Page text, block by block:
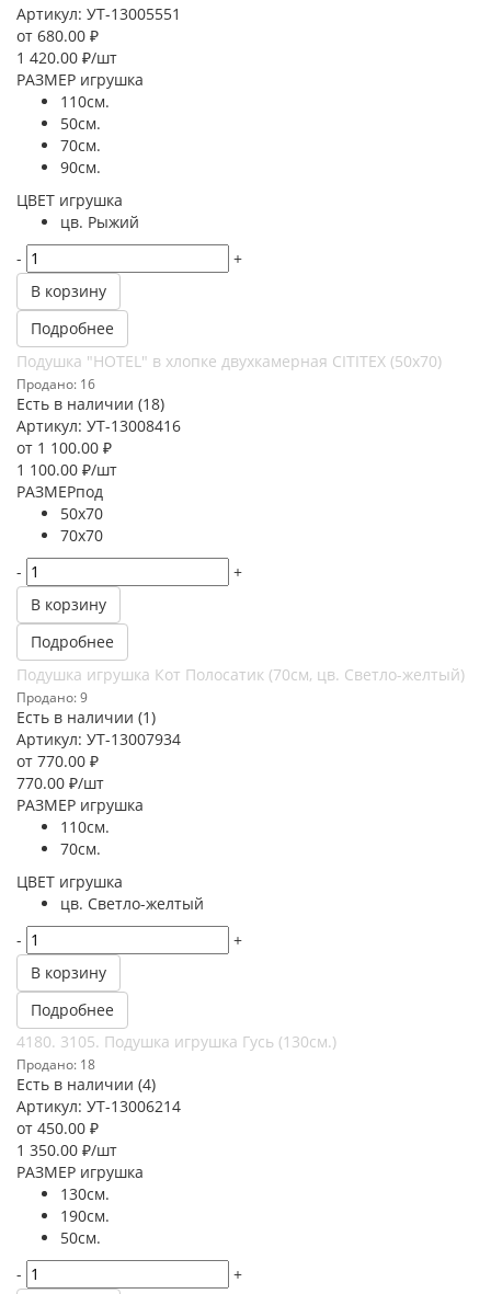
Артикул: УТ-13005551
от 680.00 ₽
1 420.00 ₽/шт
РАЗМЕР игрушка
110см.
50см.
70см.
90см.
ЦВЕТ игрушка
цв. Рыжий
-
+
В корзину
Подробнее
Подушка "HOTEL" в хлопке двухкамерная CITITEX (50х70)
Продано: 16
Есть в наличии (18)
Артикул: УТ-13008416
от 1 100.00 ₽
1 100.00 ₽/шт
РАЗМЕРпод
50х70
70х70
-
+
В корзину
Подробнее
Подушка игрушка Кот Полосатик (70см, цв. Светло-желтый)
Продано: 9
Есть в наличии (1)
Артикул: УТ-13007934
от 770.00 ₽
770.00 ₽/шт
РАЗМЕР игрушка
110см.
70см.
ЦВЕТ игрушка
цв. Светло-желтый
-
+
В корзину
Подробнее
4180. 3105. Подушка игрушка Гусь (130см.)
Продано: 18
Есть в наличии (4)
Артикул: УТ-13006214
от 450.00 ₽
1 350.00 ₽/шт
РАЗМЕР игрушка
130см.
190см.
50см.
-
+